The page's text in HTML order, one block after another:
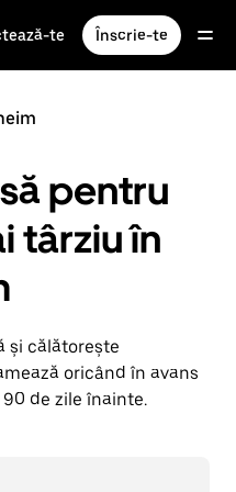
te Înscrie-te
pentru
târziu în
și călătorește
oricând în avans
de zile înainte.